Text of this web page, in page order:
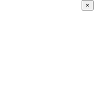
×